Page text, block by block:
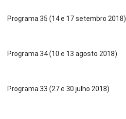
Programa 35 (14 e 17 setembro 2018)
Programa 34 (10 e 13 agosto 2018)
Programa 33 (27 e 30 julho 2018)